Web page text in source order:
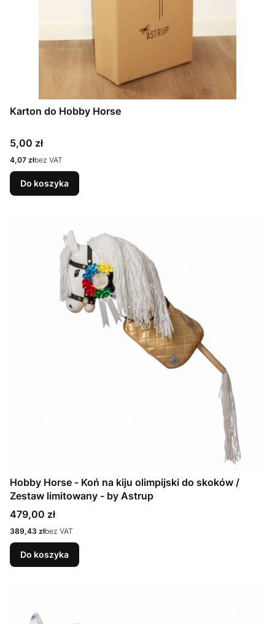
Karton do Hobby Horse
Cena
5,00 zł
Cena
4,07 złbez VAT
Do koszyka
Hobby Horse - Koń na kiju olimpijski do skoków /
Zestaw limitowany - by Astrup
Cena
479,00 zł
Cena
389,43 złbez VAT
Do koszyka